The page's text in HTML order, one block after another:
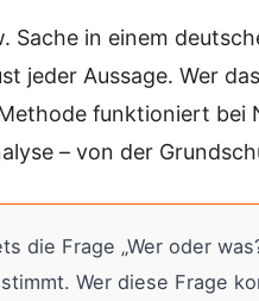
in einem
jeder Aussage. Wer
funktioniert bei
– von der
die Frage „Wer oder
Wer diese Frage